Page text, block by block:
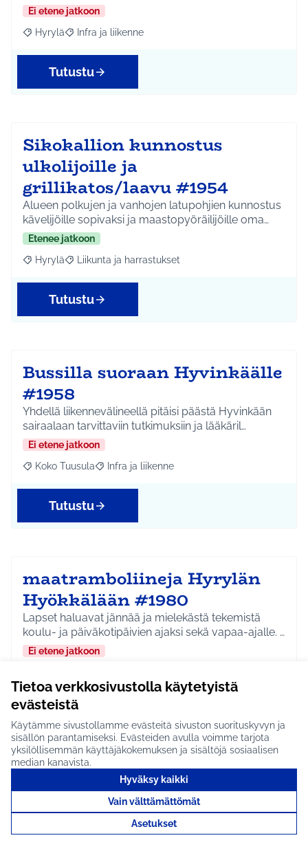
Tietoa verkkosivustolla käytetyistä
evästeistä
Käytämme sivustollamme evästeitä sivuston suorituskyvyn ja
sisällön parantamiseksi. Evästeiden avulla voimme tarjota
yksilöllisemmän käyttäjäkokemuksen ja sisältöjä sosiaalisen
median kanavista.
Hyväksy kaikki
Vain välttämättömät
Asetukset
Ei etene jatkoon
Rajaa tulokset aihepiirin mukaan: Hyrylä
Hyrylä Rajaa tulokset teeman mukaan: Infra ja liikenne
Infra ja liikenne
Tutustu
Sikokallion kunnostus
ulkolijoille ja
grillikatos/laavu #1954
Alueen polkujen ja vanhojen latupohjien kunnostus
kävelijöille sopivaksi ja maastopyöräilijöille oma…
Etenee jatkoon
Rajaa tulokset aihepiirin mukaan: Hyrylä
Hyrylä Rajaa tulokset teeman mukaan: Liikunta ja
Liikunta ja harrastukset
Tutustu
Bussilla suoraan Hyvinkäälle
#1958
Yhdellä liikennevälineellä pitäisi päästä Hyvinkään
sairaalaan tarvittaviin tutkimuksiin ja lääkäril…
Ei etene jatkoon
Rajaa tulokset aihepiirin mukaan: Koko Tuusula
Koko Tuusula Rajaa tulokset teeman mukaan: Infra ja liikenne
Infra ja liikenne
Tutustu
maatramboliineja Hyrylän
Hyökkälään #1980
Lapset haluavat jännää ja mielekästä tekemistä
koulu- ja päiväkotipäivien ajaksi sekä vapaa-ajalle. …
Ei etene jatkoon
Tutustu
Riihikallion koirapuiston
jako isojen ja pienten koirien
alueesee #1991